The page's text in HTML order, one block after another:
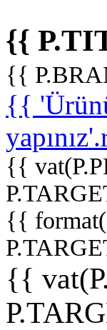
{{
{{
{{
{{
{{
{{